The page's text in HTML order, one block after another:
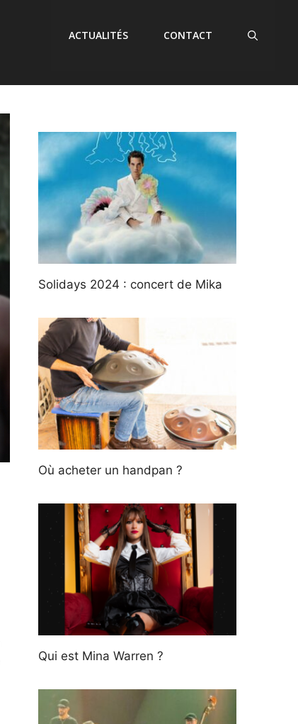
ACTUALITÉS CONTACT
Solidays 2024 : concert de Mika
Où acheter un handpan ?
Qui est Mina Warren ?